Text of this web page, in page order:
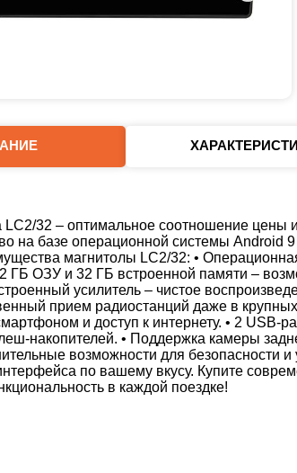
LC2/32 – оптимальное соотношение цены
на базе операционной системы Android
магнитолы LC2/32: •
ГБ ОЗУ и 32 ГБ встроенной памяти –
усилитель – чистое
прием радиостанций даже в
и доступ к интернету. • 2 USB-
накопителей. • Поддержка камеры
возможности для безопасности
по вашему вкусу. Купите
в каждой поездке!